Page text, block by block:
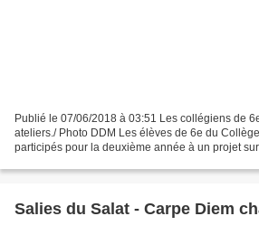
Publié le 07/06/2018 à 03:51 Les collégiens de
ateliers./ Photo DDM Les élèves de 6e du
participés pour la deuxième année à un projet
Salies du Salat - Carpe Diem